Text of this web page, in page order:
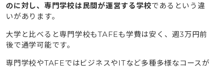
のに対し、専門学校は民間が運営する学校であるという違
いがあります。
大学と比べると専門学校もTAFEも学費は安く、週3万円前
後で通学可能です。
専門学校やTAFEではビジネスやITなど多種多様なコースが